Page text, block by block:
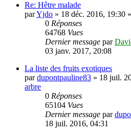
Re: Hêtre malade
parYjdo » 18 déc. 2016, 19:30
0 Réponses
64768 Vues
Dernier message par
03 janv. 2017, 20:08
La liste des fruits exotiques
pardupontpauline83 » 18 juil.
arbre
0 Réponses
65104 Vues
Dernier message par
18 juil. 2016, 04:31